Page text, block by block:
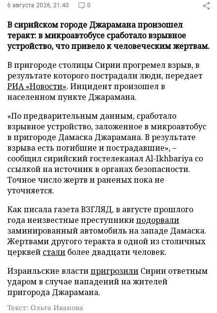
6 августа 2026, 21:40 0
В сирийском городе Джарамана произошел
теракт: в микроавтобусе сработало взрывное
устройство, что привело к человеческим жертвам.
В пригороде столицы Сирии прогремел взрыв, в
результате которого пострадали люди, передает
РИА «Новости». Инцидент произошел в
населенном пункте Джарамана.
«По предварительным данным, сработало
взрывное устройство, заложенное в микроавтобус
в пригороде Дамаска Джарамана. В результате
взрыва есть погибшие и пострадавшие», –
сообщил сирийский гостелеканал Al-Ikhbariya со
ссылкой на источник в органах безопасности.
Точное число жертв и раненых пока не
уточняется.
Как писала газета ВЗГЛЯД, в августе прошлого
года неизвестные преступникиподорвали
заминированный автомобиль на западе Дамаска.
Жертвами другого теракта в одной из столичных
церквей стали более двадцати человек.
Израильские властипригрозили Сирии ответным
ударом в случае нападений на жителей
пригорода Джарамана.
Текст: Ольга Иванова